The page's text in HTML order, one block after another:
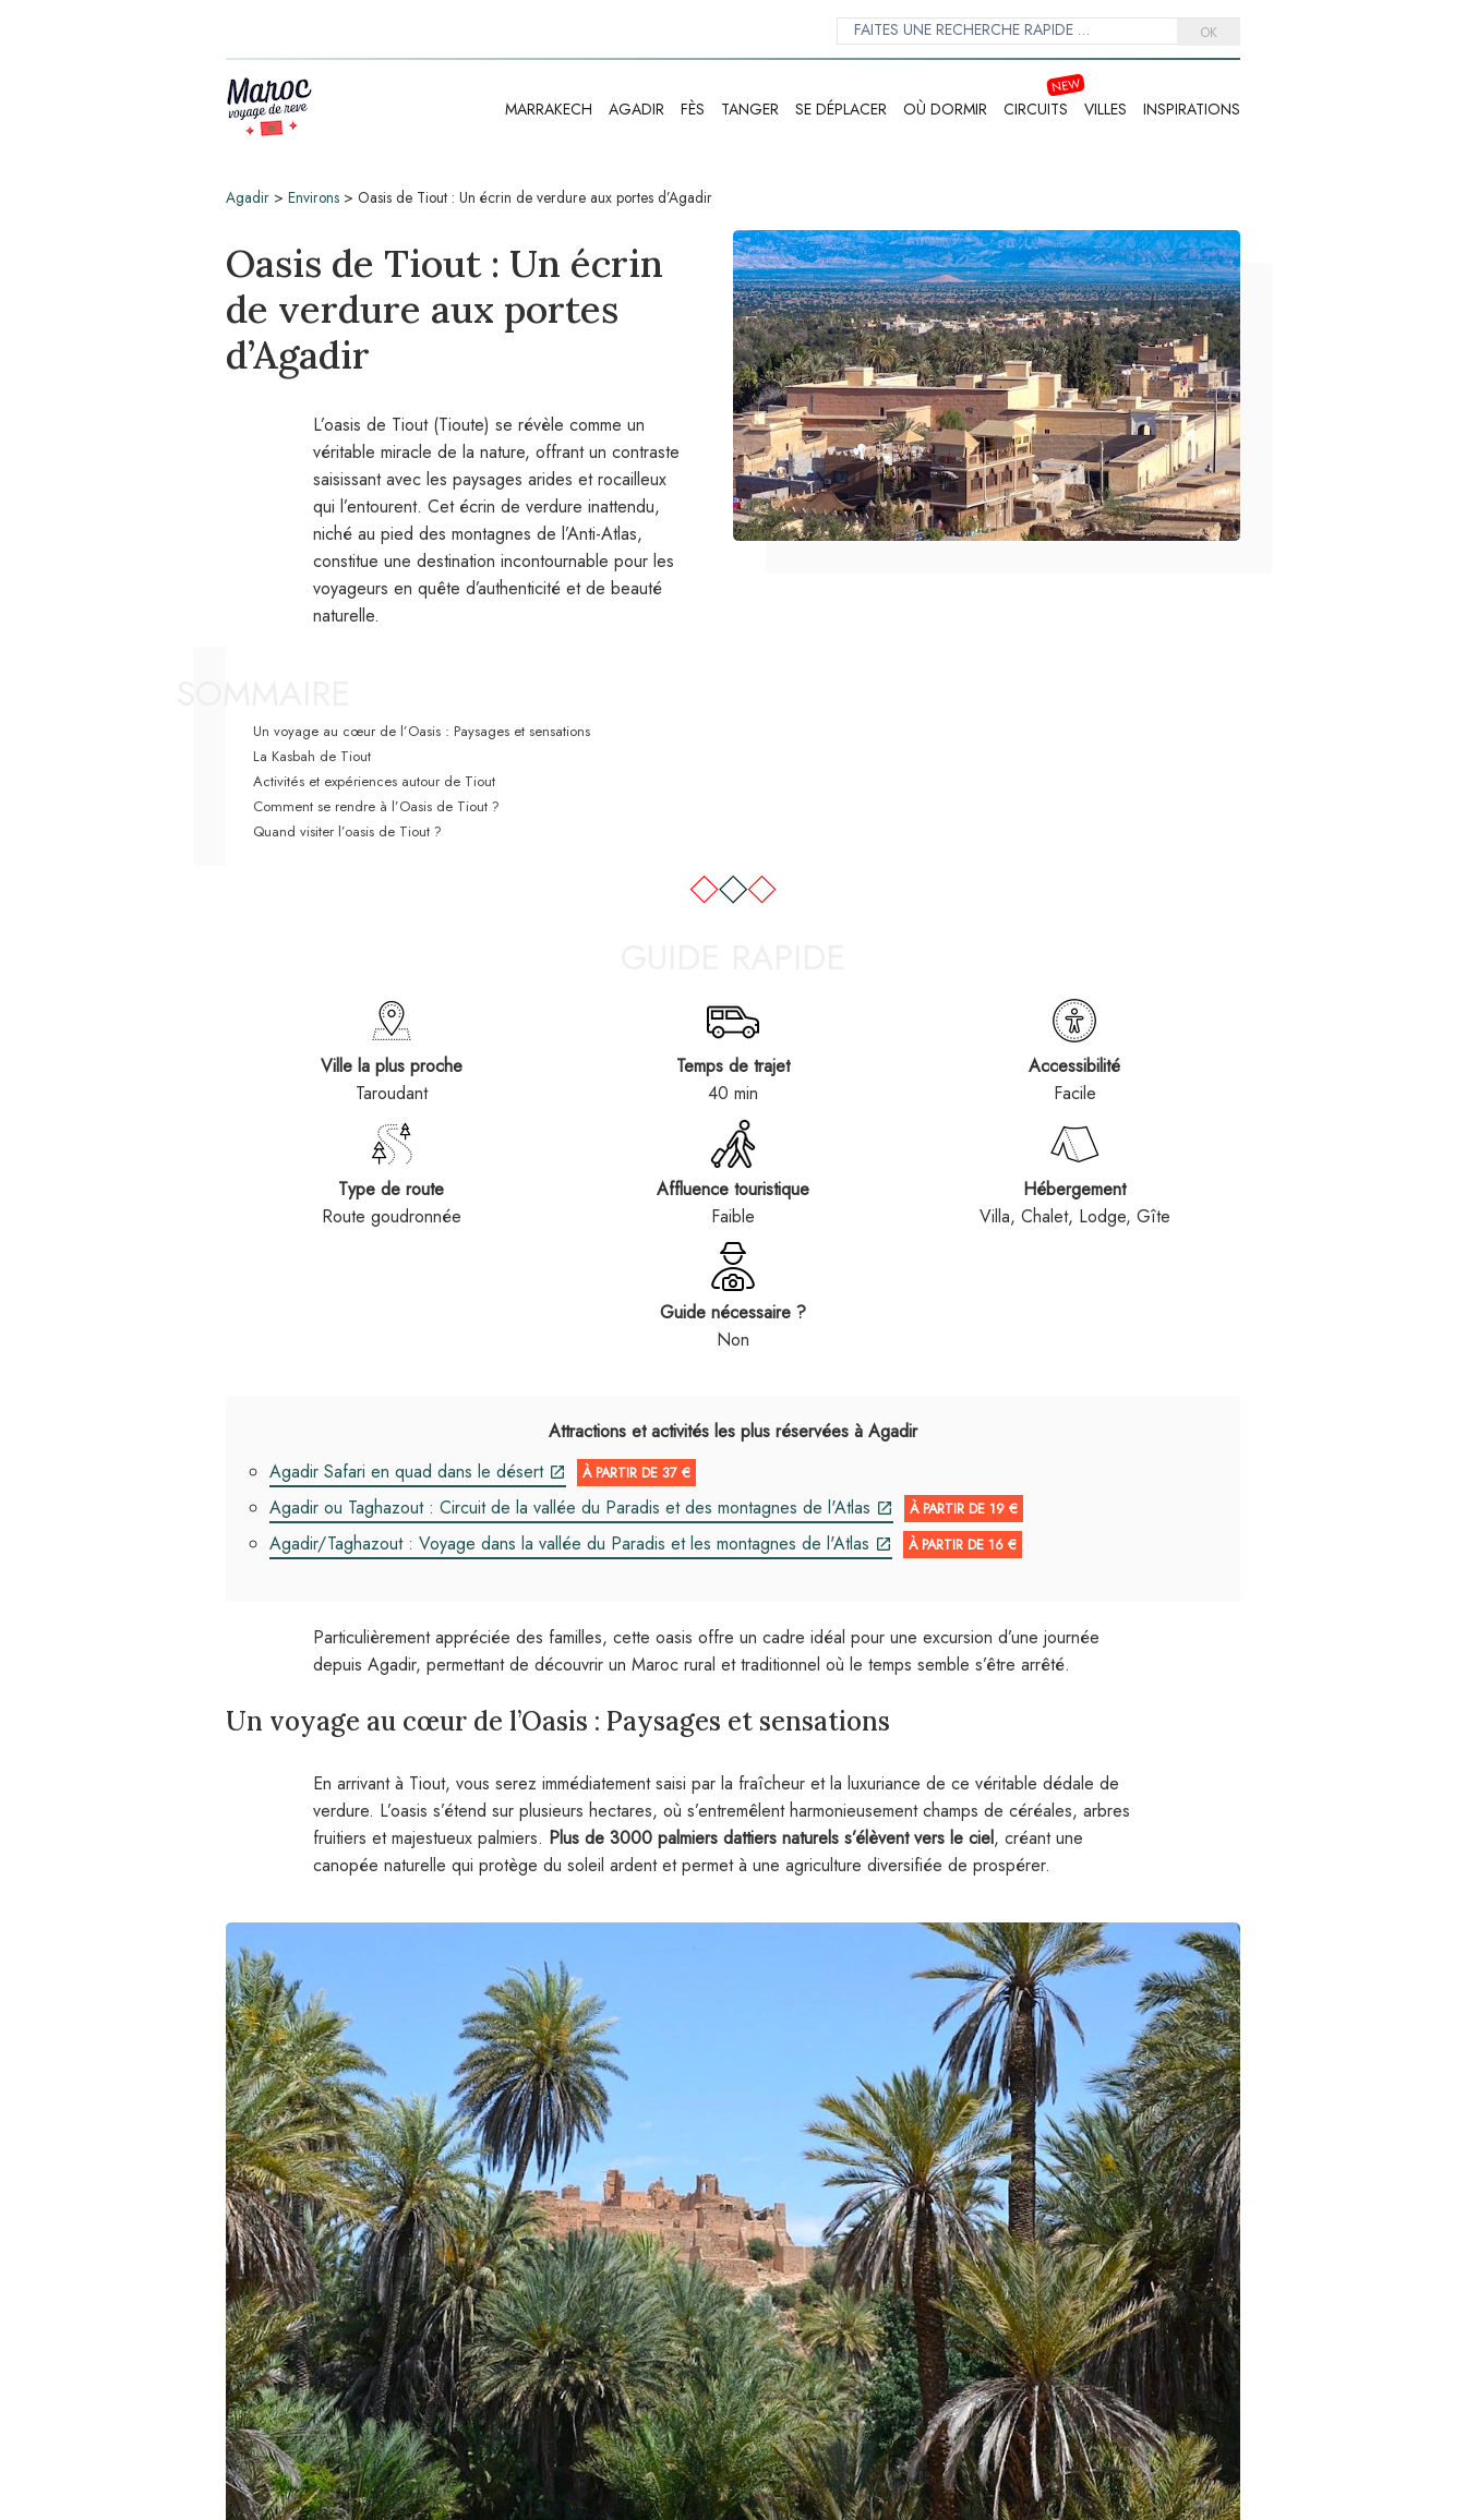
OK
MARRAKECH AGADIR FÈS TANGER SE DÉPLACER OÙ DORMIR CIRCUITS VILLES INSPIRATIONS
Agadir > Environs > Oasis de Tiout : Un écrin de verdure aux portes d’Agadir
Oasis de Tiout : Un écrin
de verdure aux portes
d’Agadir
L’oasis de Tiout (Tioute) se révèle comme un
véritable miracle de la nature, offrant un contraste
saisissant avec les paysages arides et rocailleux
qui l’entourent. Cet écrin de verdure inattendu,
niché au pied des montagnes de l’Anti-Atlas,
constitue une destination incontournable pour les
voyageurs en quête d’authenticité et de beauté
naturelle.
Un voyage au cœur de l’Oasis : Paysages et sensations
La Kasbah de Tiout
Activités et expériences autour de Tiout
Comment se rendre à l’Oasis de Tiout ?
Quand visiter l’oasis de Tiout ?
Ville la plus proche
Taroudant
Temps de trajet
40 min
Accessibilité
Facile
Type de route
Route goudronnée
Affluence touristique
Faible
Hébergement
Villa, Chalet, Lodge, Gîte
Guide nécessaire ?
Non
Attractions et activités les plus réservées à Agadir
Agadir Safari en quad dans le désert
À PARTIR DE 37 €
Agadir ou Taghazout : Circuit de la vallée du Paradis et des montagnes de l'Atlas À PARTIR DE 19 €
Agadir/Taghazout : Voyage dans la vallée du Paradis et les montagnes de l'Atlas À PARTIR DE 16 €
Particulièrement appréciée des familles, cette oasis offre un cadre idéal pour une excursion d’une journée
depuis Agadir, permettant de découvrir un Maroc rural et traditionnel où le temps semble s’être arrêté.
Un voyage au cœur de l’Oasis : Paysages et sensations
En arrivant à Tiout, vous serez immédiatement saisi par la fraîcheur et la luxuriance de ce véritable dédale de
verdure. L’oasis s’étend sur plusieurs hectares, où s’entremêlent harmonieusement champs de céréales, arbres
fruitiers et majestueux palmiers. Plus de 3000 palmiers dattiers naturels s’élèvent vers le ciel, créant une
canopée naturelle qui protège du soleil ardent et permet à une agriculture diversifiée de prospérer.